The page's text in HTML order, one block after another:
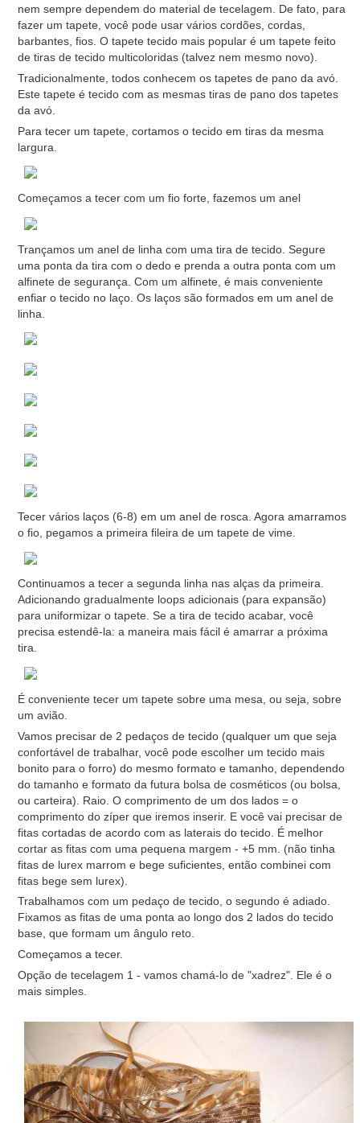
nem sempre dependem do material de tecelagem. De fato, para
fazer um tapete, você pode usar vários cordões, cordas,
barbantes, fios. O tapete tecido mais popular é um tapete feito
de tiras de tecido multicoloridas (talvez nem mesmo novo).
Tradicionalmente, todos conhecem os tapetes de pano da avó.
Este tapete é tecido com as mesmas tiras de pano dos tapetes
da avó.
Para tecer um tapete, cortamos o tecido em tiras da mesma
largura.
Começamos a tecer com um fio forte, fazemos um anel
Trançamos um anel de linha com uma tira de tecido. Segure
uma ponta da tira com o dedo e prenda a outra ponta com um
alfinete de segurança. Com um alfinete, é mais conveniente
enfiar o tecido no laço. Os laços são formados em um anel de
linha.
Tecer vários laços (6-8) em um anel de rosca. Agora amarramos
o fio, pegamos a primeira fileira de um tapete de vime.
Continuamos a tecer a segunda linha nas alças da primeira.
Adicionando gradualmente loops adicionais (para expansão)
para uniformizar o tapete. Se a tira de tecido acabar, você
precisa estendê-la: a maneira mais fácil é amarrar a próxima
tira.
É conveniente tecer um tapete sobre uma mesa, ou seja, sobre
um avião.
Vamos precisar de 2 pedaços de tecido (qualquer um que seja
confortável de trabalhar, você pode escolher um tecido mais
bonito para o forro) do mesmo formato e tamanho, dependendo
do tamanho e formato da futura bolsa de cosméticos (ou bolsa,
ou carteira). Raio. O comprimento de um dos lados = o
comprimento do zíper que iremos inserir. E você vai precisar de
fitas cortadas de acordo com as laterais do tecido. É melhor
cortar as fitas com uma pequena margem - +5 mm. (não tinha
fitas de lurex marrom e bege suficientes, então combinei com
fitas bege sem lurex).
Trabalhamos com um pedaço de tecido, o segundo é adiado.
Fixamos as fitas de uma ponta ao longo dos 2 lados do tecido
base, que formam um ângulo reto.
Começamos a tecer.
Opção de tecelagem 1 - vamos chamá-lo de "xadrez". Ele é o
mais simples.